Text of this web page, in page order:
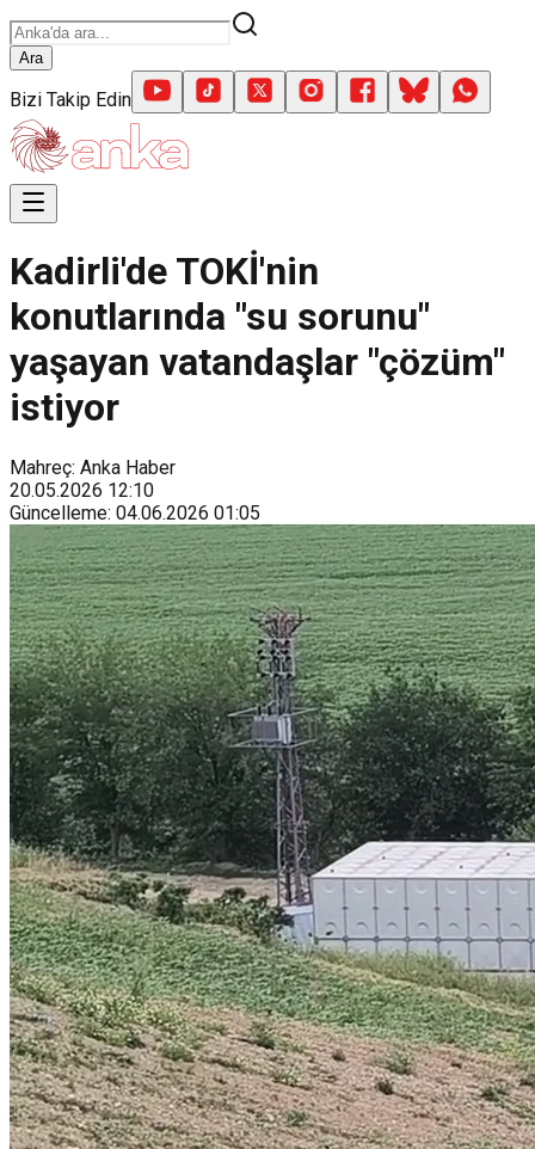
Ara
Bizi Takip Edin
Kadirli'de TOKİ'nin
konutlarında "su sorunu"
yaşayan vatandaşlar "çözüm"
istiyor
Mahreç: Anka Haber
20.05.2026 12:10
Güncelleme: 04.06.2026 01:05